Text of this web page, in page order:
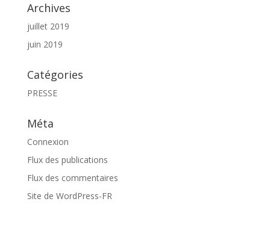
Archives
juillet 2019
juin 2019
Catégories
PRESSE
Méta
Connexion
Flux des publications
Flux des commentaires
Site de WordPress-FR